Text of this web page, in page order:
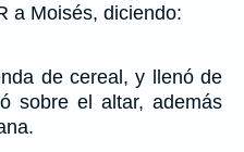
a Moisés, diciendo:
de cereal, y llenó de
sobre el altar, además